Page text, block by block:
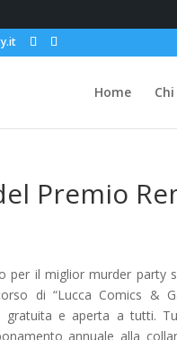
Home
Premio
per il miglior murder party
di “Lucca Comics &
gratuita e aperta a tutti.
annuale alla